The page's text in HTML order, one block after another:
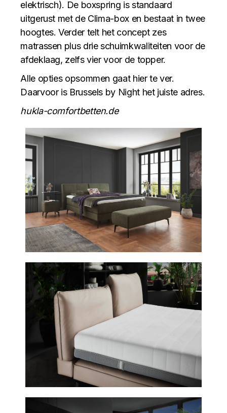
elektrisch). De boxspring is standaard
uitgerust met de Clima-box en bestaat in twee
hoogtes. Verder telt het concept zes
matrassen plus drie schuimkwaliteiten voor de
afdeklaag, zelfs vier voor de topper.
Alle opties opsommen gaat hier te ver.
Daarvoor is Brussels by Night het juiste adres.
hukla-comfortbetten.de